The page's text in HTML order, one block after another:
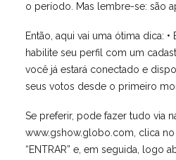
o período. Mas lembre-se: são
Então, aqui vai uma ótima dica: •
habilite seu perfil com um
você já estará conectado e
seus votos desde o primeiro
Se preferir, pode fazer tudo via
www.gshow.globo.com, clica
“ENTRAR” e, em seguida, logo